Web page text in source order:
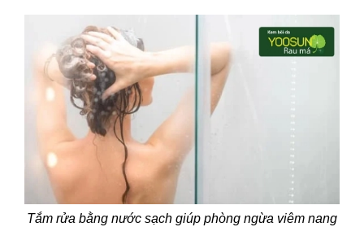
Tắm rửa bằng nước sạch giúp phòng ngừa viêm nang